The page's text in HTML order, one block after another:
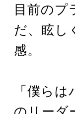
目前のプ
だ、眩
感。
「僕ら